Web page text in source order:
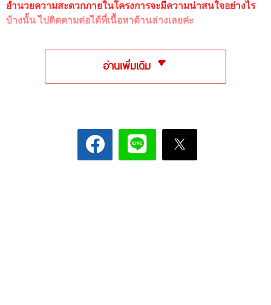
อำนวยความสะดวกภายในโครงการจะมีความน่าสนใจอย่างไร
บ้างนั้น ไปติดตามต่อได้ที่เนื้อหาด้านล่างเลยค่ะ
อ่านเพิ่มเติม